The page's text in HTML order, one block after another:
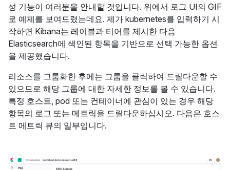
성 기능이 여러분을 안내할 것입니다. 위에서 로그 UI의 GIF
로 예제를 보여드렸는데요. 제가 kubernetes를 입력하기 시
작하면 Kibana는 레이블과 티어를 제시한 다음
Elasticsearch에 색인된 항목을 기반으로 선택 가능한 옵션
을 제공했습니다.
리소스를 그룹화한 후에는 그룹을 클릭하여 드릴다운할 수
있으므로 해당 그룹에 대한 자세한 정보를 볼 수 있습니다.
특정 호스트, pod 또는 컨테이너에 관심이 있는 경우 해당
항목의 로그 또는 메트릭을 드릴다운하십시오. 다음은 호스
트 메트릭 뷰의 일부입니다.